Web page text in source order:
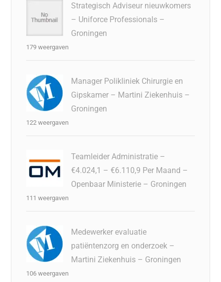
Strategisch Adviseur nieuwkomers
– Uniforce Professionals –
Groningen
179 weergaven
Manager Polikliniek Chirurgie en
Gipskamer – Martini Ziekenhuis –
Groningen
122 weergaven
Teamleider Administratie –
€4.024,1 – €6.110,9 Per Maand –
Openbaar Ministerie – Groningen
111 weergaven
Medewerker evaluatie
patiëntenzorg en onderzoek –
Martini Ziekenhuis – Groningen
106 weergaven